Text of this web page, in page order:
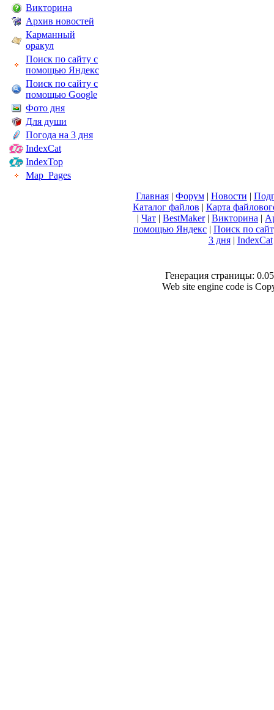
Викторина
Архив новостей
Карманный
оракул
Поиск по сайту с
помощью Яндекс
Поиск по сайту с
помощью Google
Фото дня
Для души
Погода на 3 дня
IndexCat
IndexTop
Map_Pages
Главная| Форум| Новости |
Каталог файлов | Карта
| Чат | BestMaker| Викторина |
помощью Яндекс | Поиск по
3 дня| IndexCat
Генерация страницы:
Web site engine code is